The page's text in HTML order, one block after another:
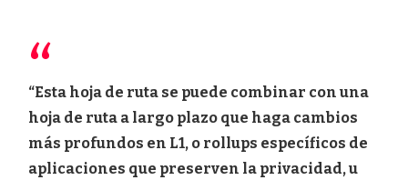
“Esta hoja de ruta se puede combinar con una
hoja de ruta a largo plazo que haga cambios
más profundos en L1, o rollups específicos de
aplicaciones que preserven la privacidad, u